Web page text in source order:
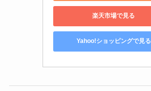
楽天市場で見る
Yahoo!ショッピングで見る